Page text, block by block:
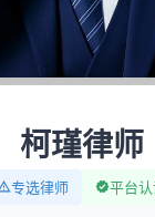
柯瑾律师
专选律师 平台